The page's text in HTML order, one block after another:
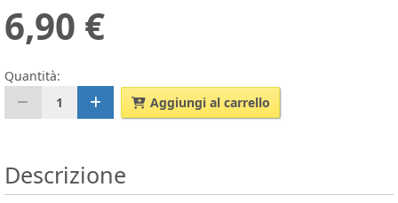
6,90 €
Quantità:
1
Aggiungi al carrello
Descrizione